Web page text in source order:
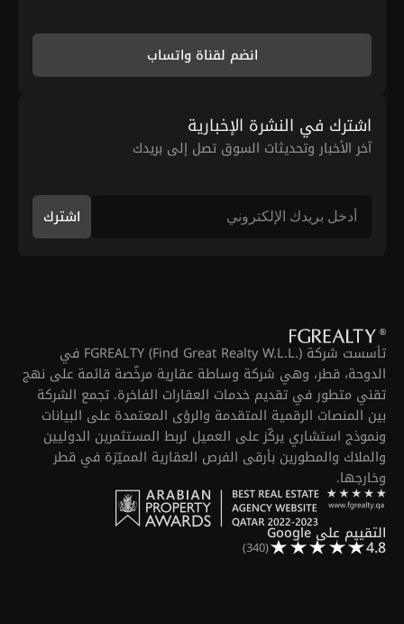
انضم لقناة واتساب
اشترك في النشرة الإخبارية
آخر الأخبار وتحديثات السوق تصل إلى بريدك
اشترك
تأسست شركة FGREALTY (Find Great Realty W.L.L.) في
الدوحة، قطر، وهي شركة وساطة عقارية مرخّصة قائمة على نهج
تقني متطور في تقديم خدمات العقارات الفاخرة. تجمع الشركة
بين المنصات الرقمية المتقدمة والرؤى المعتمدة على البيانات
ونموذج استشاري يركّز على العميل لربط المستثمرين الدوليين
والملاك والمطورين بأرقى الفرص العقارية المميّزة في قطر
وخارجها.
التقييم على Google
4.8
(340)